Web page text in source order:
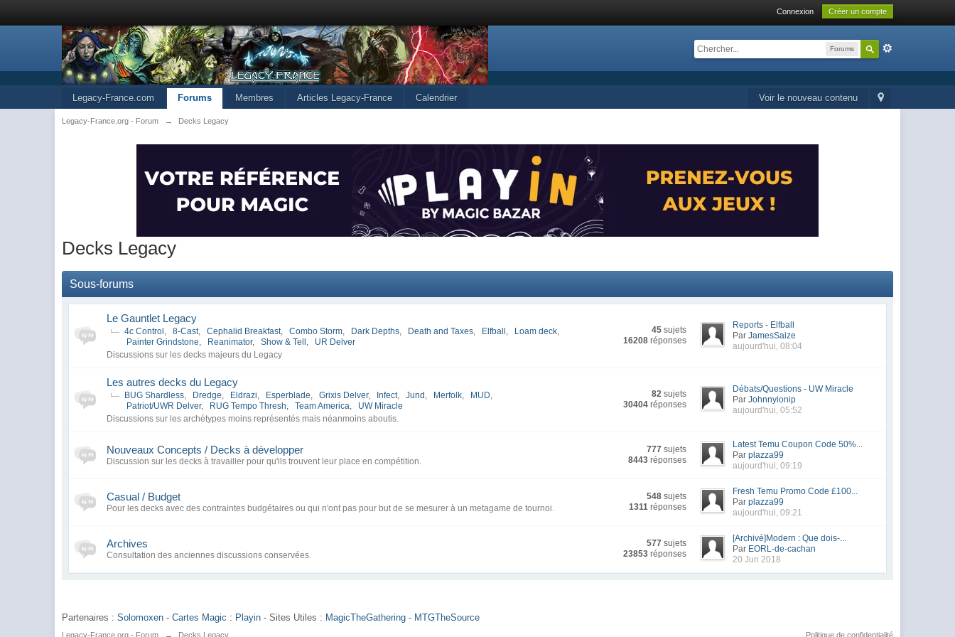
Connexion Créer un compte
Forums
Voir le nouveau contenu
Legacy-France.com Forums Membres Articles Legacy-France Calendrier
Legacy-France.org - Forum → Decks Legacy
Decks Legacy
Sous-forums
Le Gauntlet Legacy
4c Control , 8-Cast, Cephalid Breakfast, Combo Storm, Dark Depths, Death and Taxes, Elfball , Loam deck,
Painter Grindstone, Reanimator, Show & Tell ,
UR Delver
Discussions sur les decks majeurs du Legacy
45 sujets
16208 réponses
Reports - Elfball
ParJamesSaize
aujourd'hui, 08:04
Les autres decks du Legacy
BUG Shardless, Dredge, Eldrazi, Esperblade, Grixis Delver, Infect, Jund , Merfolk, MUD,
Patriot/UWR Delver, RUG Tempo Thresh, Team America,
UW Miracle
Discussions sur les archétypes moins représentés mais néanmoins aboutis.
82 sujets
30404 réponses
Débats/Questions - UW Miracle
ParJohnnyionip
aujourd'hui, 05:52
Nouveaux Concepts / Decks à développer
Discussion sur les decks à travailler pour qu'ils trouvent leur place en compétition.
777 sujets
8443 réponses
Latest Temu Coupon Code 50%...
Parplazza99
aujourd'hui, 09:19
Casual / Budget
Pour les decks avec des contraintes budgétaires ou qui n'ont pas pour but de se mesurer à un metagame de tournoi.
548 sujets
1311 réponses
Fresh Temu Promo Code £100...
Parplazza99
aujourd'hui, 09:21
Archives
Consultation des anciennes discussions conservées.
577 sujets
23853 réponses
[Archivé]Modern : Que dois-...
Par EORL-de-cachan
20 Jun 2018
Partenaires :Solomoxen -Cartes Magic : Playin - Sites Utiles : MagicTheGathering - MTGTheSource
Legacy-France.org - Forum → Decks Legacy Politique de confidentialité